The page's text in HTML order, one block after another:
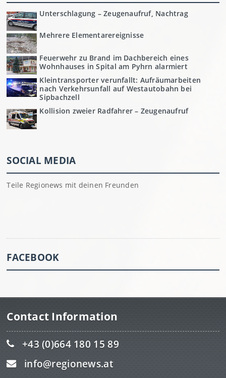
Unterschlagung – Zeugenaufruf, Nachtrag
Mehrere Elementarereignisse
Feuerwehr zu Brand im Dachbereich eines
Wohnhauses in Spital am Pyhrn alarmiert
Kleintransporter verunfallt: Aufräumarbeiten
nach Verkehrsunfall auf Westautobahn bei
Sipbachzell
Kollision zweier Radfahrer – Zeugenaufruf
SOCIAL MEDIA
Teile Regionews mit deinen Freunden
FACEBOOK
Contact Information
+43 (0)664 180 15 89
info@regionews.at